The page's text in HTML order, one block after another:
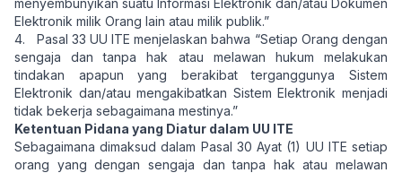
menyembunyikan suatu Informasi Elektronik dan/atau Dokumen
Elektronik milik Orang lain atau milik publik.”
4. Pasal 33 UU ITE menjelaskan bahwa “Setiap Orang dengan
sengaja dan tanpa hak atau melawan hukum melakukan
tindakan apapun yang berakibat terganggunya Sistem
Elektronik dan/atau mengakibatkan Sistem Elektronik menjadi
tidak bekerja sebagaimana mestinya.”
Ketentuan Pidana yang Diatur dalam UU ITE
Sebagaimana dimaksud dalam Pasal 30 Ayat (1) UU ITE setiap
orang yang dengan sengaja dan tanpa hak atau melawan